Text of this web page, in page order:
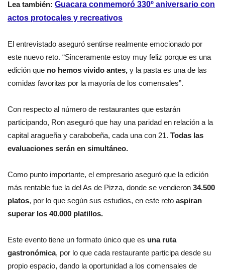
Lea también: Guacara conmemoró 330º aniversario con
actos protocales y recreativos
El entrevistado aseguró sentirse realmente emocionado por
este nuevo reto. “Sinceramente estoy muy feliz porque es una
edición que no hemos vivido antes, y la pasta es una de las
comidas favoritas por la mayoría de los comensales”.
Con respecto al número de restaurantes que estarán
participando, Ron aseguró que hay una paridad en relación a la
capital aragueña y carabobeña, cada una con 21. Todas las
evaluaciones serán en simultáneo.
Como punto importante, el empresario aseguró que la edición
más rentable fue la del As de Pizza, donde se vendieron 34.500
platos, por lo que según sus estudios, en este reto aspiran
superar los 40.000 platillos.
Este evento tiene un formato único que es una ruta
gastronómica, por lo que cada restaurante participa desde su
propio espacio, dando la oportunidad a los comensales de